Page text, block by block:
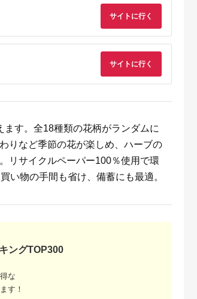
送料無料 倶
倍長持ち〈香り付〉4
パック 新生活 [トイレ
ットペーパー 定期便]
り 肌にはりつきにく
も ピンク 柄・色付き
薔薇の香り 消臭 再生
紙 クラフト包装 まと
め買い 防災 備蓄 富
市 [sf023-015]
サイトに行く
サイトに行く
す。全18種類の花柄がランダムに
りなど季節の花が楽しめ、ハーブの
リサイクルペーパー100％使用で環
い物の手間も省け、備蓄にも最適。
ングTOP300
な
す！